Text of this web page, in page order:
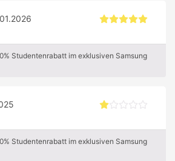
Studentenrabatt im exklusiven Samsung
Studentenrabatt im exklusiven Samsung